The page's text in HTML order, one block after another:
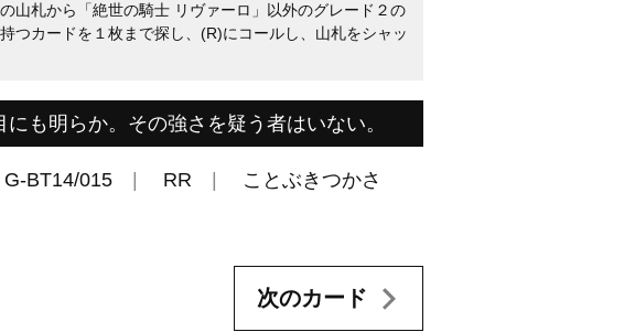
山札から「絶世の騎士 リヴァーロ」以外のグレード２の
つカードを１枚まで探し、(R)にコールし、山札をシャッ
にも明らか。その強さを疑う者はいない。
G-BT14/015 RR ことぶきつかさ
次のカード